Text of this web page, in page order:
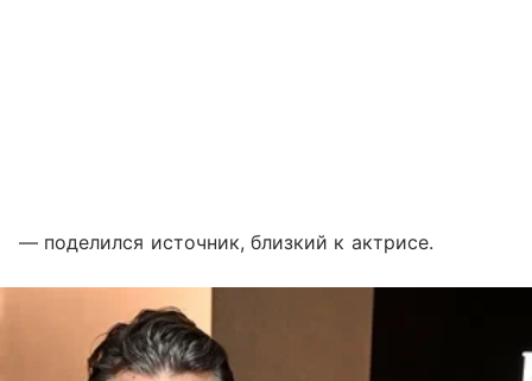
— поделился источник, близкий к актрисе.